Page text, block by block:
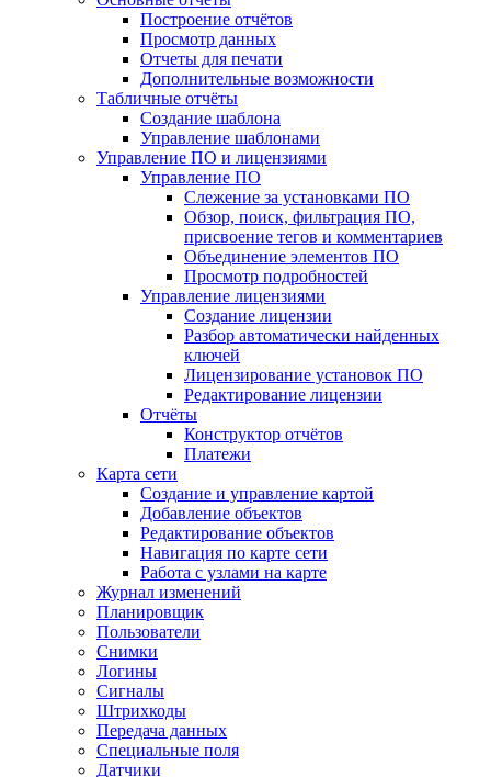
Построение отчётов
Просмотр данных
Отчеты для печати
Дополнительные возможности
Табличные отчёты
Создание шаблона
Управление шаблонами
Управление ПО и лицензиями
Управление ПО
Слежение за установками ПО
Обзор, поиск, фильтрация ПО,
присвоение тегов и комментариев
Объединение элементов ПО
Просмотр подробностей
Управление лицензиями
Создание лицензии
Разбор автоматически найденных
ключей
Лицензирование установок ПО
Редактирование лицензии
Отчёты
Конструктор отчётов
Платежи
Карта сети
Создание и управление картой
Добавление объектов
Редактирование объектов
Навигация по карте сети
Работа с узлами на карте
Журнал изменений
Планировщик
Пользователи
Снимки
Логины
Сигналы
Штрихкоды
Передача данных
Специальные поля
Датчики